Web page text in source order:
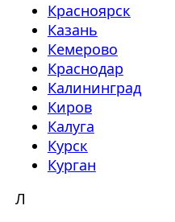
Красноярск
Казань
Кемерово
Краснодар
Калининград
Киров
Калуга
Курск
Курган
Л